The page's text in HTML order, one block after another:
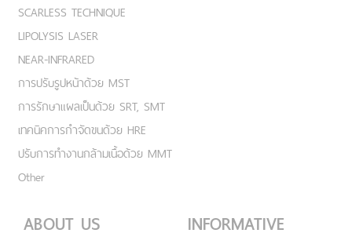
SCARLESS TECHNIQUE
LIPOLYSIS LASER
NEAR-INFRARED
การปรับรูปหน้าด้วย MST
การรักษาแผลเป็นด้วย SRT, SMT
เทคนิคการกำจัดขนด้วย HRE
ปรับการทำงานกล้ามเนื้อด้วย MMT
Other
ABOUT US INFORMATIVE